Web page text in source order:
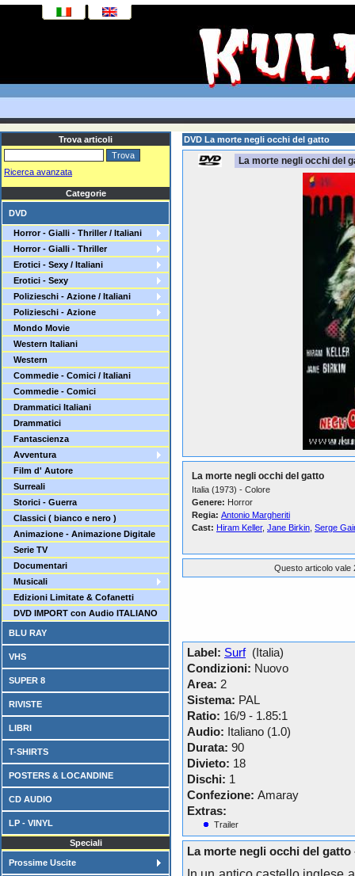
Trova articoli
Ricerca avanzata
Categorie
DVD
Horror - Gialli - Thriller / Italiani
Horror - Gialli - Thriller
Erotici - Sexy / Italiani
Erotici - Sexy
Polizieschi - Azione / Italiani
Polizieschi - Azione
Mondo Movie
Western Italiani
Western
Commedie - Comici / Italiani
Commedie - Comici
Drammatici Italiani
Drammatici
Fantascienza
Avventura
Film d' Autore
Surreali
Storici - Guerra
Classici ( bianco e nero )
Animazione - Animazione Digitale
Serie TV
Documentari
Musicali
Edizioni Limitate & Cofanetti
DVD IMPORT con Audio ITALIANO
BLU RAY
VHS
SUPER 8
RIVISTE
LIBRI
T-SHIRTS
POSTERS & LOCANDINE
CD AUDIO
LP - VINYL
Speciali
Prossime Uscite
DVD La morte negli occhi del gatto
La morte negli occhi del
La morte negli occhi del gatto
Italia (1973) - Colore
Genere: Horror
Regia: Antonio Margheriti
Cast: Hiram Keller, Jane Birkin Serge
Questo articolo vale
Label: Surf(Italia)
Condizioni: Nuovo
Area: 2
Sistema: PAL
Ratio: 16/9 - 1.85:1
Audio: Italiano (1.0)
Durata: 90
Divieto: 18
Dischi: 1
Confezione: Amaray
Extras:
Trailer
La morte negli occhi del